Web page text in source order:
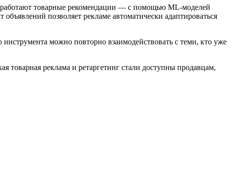
работают товарные рекомендации — с помощью ML-моделей
позволяет рекламе автоматически адаптироваться
можно повторно взаимодействовать с теми, кто уже
реклама и ретаргетинг стали доступны продавцам,